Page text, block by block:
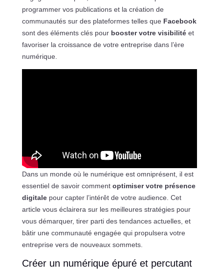
programmer vos publications et la création de
communautés sur des plateformes telles que Facebook
sont des éléments clés pour booster votre visibilitéet
favoriser la croissance de votre entreprise dans l’ère
numérique.
Dans un monde où le numérique est omniprésent, il est
essentiel de savoir comment optimiser votre présence
digitalepour capter l’intérêt de votre audience. Cet
article vous éclairera sur les meilleures stratégies pour
vous démarquer, tirer parti des tendances actuelles, et
bâtir une communauté engagée qui propulsera votre
entreprise vers de nouveaux sommets.
Créer un numérique épuré et percutant